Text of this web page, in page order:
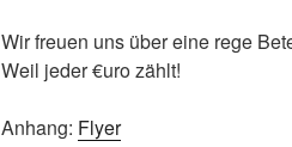
Wir freuen uns über eine rege
Weil jeder €uro zählt!
Anhang: Flyer